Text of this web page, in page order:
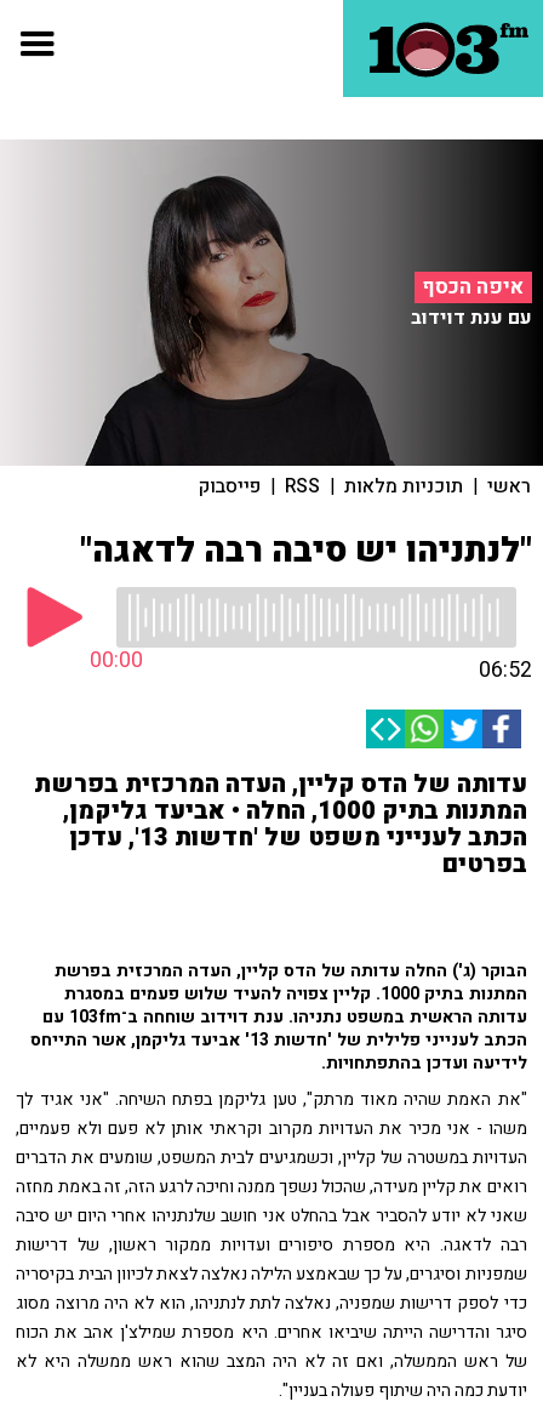
איפה הכסף
עם ענת דוידוב
ראשי | תוכניות מלאות |
RSS
| פייסבוק
"לנתניהו יש סיבה רבה לדאגה"
00:00 06:52
עדותה של הדס קליין, העדה המרכזית בפרשת
המתנות בתיק 1000, החלה • אביעד גליקמן,
הכתב לענייני משפט של 'חדשות 13', עדכן
בפרטים
הבוקר (ג') החלה עדותה של הדס קליין, העדה המרכזית בפרשת
המתנות בתיק 1000. קליין צפויה להעיד שלוש פעמים במסגרת
עדותה הראשית במשפט נתניהו. ענת דוידוב שוחחה ב־103fm עם
הכתב לענייני פלילית של 'חדשות 13' אביעד גליקמן, אשר התייחס
לידיעה ועדכן בהתפתחויות.
"את האמת שהיה מאוד מרתק", טען גליקמן בפתח השיחה. "אני אגיד לך
משהו - אני מכיר את העדויות מקרוב וקראתי אותן לא פעם ולא פעמיים,
העדויות במשטרה של קליין, וכשמגיעים לבית המשפט, שומעים את הדברים
רואים את קליין מעידה, שהכול נשפך ממנה וחיכה לרגע הזה, זה באמת מחזה
שאני לא יודע להסביר אבל בהחלט אני חושב שלנתניהו אחרי היום יש סיבה
רבה לדאגה. היא מספרת סיפורים ועדויות ממקור ראשון, של דרישות
שמפניות וסיגרים, על כך שבאמצע הלילה נאלצה לצאת לכיוון הבית בקיסריה
כדי לספק דרישות שמפניה, נאלצה לתת לנתניהו, הוא לא היה מרוצה מסוג
סיגר והדרישה הייתה שיביאו אחרים. היא מספרת שמילצ'ן אהב את הכוח
של ראש הממשלה, ואם זה לא היה המצב שהוא ראש ממשלה היא לא
יודעת כמה היה שיתוף פעולה בעניין".